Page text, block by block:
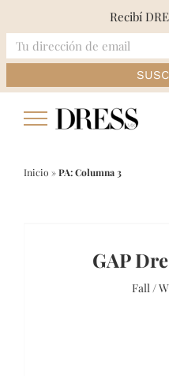
Inicio »PA: Columna 3
GAP
Fall /
Recibí